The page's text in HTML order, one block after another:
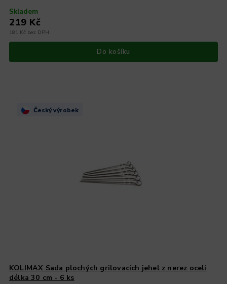
Skladem
181 Kč bez DPH
219 Kč
Do košíku
Český výrobek
KOLIMAX Sada plochých grilovacích jehel z nerez oceli
délka 30 cm - 6 ks